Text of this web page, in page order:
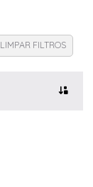
LIMPAR FILTROS